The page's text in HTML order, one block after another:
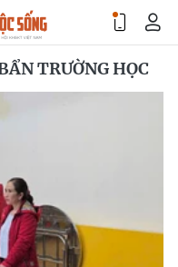
TRƯỜNG HỌC